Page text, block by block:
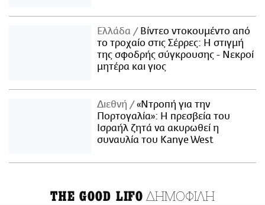
Ελλάδα
Βίντεο ντοκουμέντο από
το τροχαίο στις Σέρρες: Η στιγμή
της σφοδρής σύγκρουσης - Νεκροί
μητέρα και γιος
Διεθνή
«Ντροπή για την
Πορτογαλία»: Η πρεσβεία του
Ισραήλ ζητά να ακυρωθεί η
συναυλία του Kanye West
THE GOOD LIFO ΔΗΜΟΦΙΛΗ